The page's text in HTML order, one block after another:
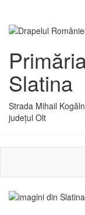
Slatina
Strada Mihail
județul Olt